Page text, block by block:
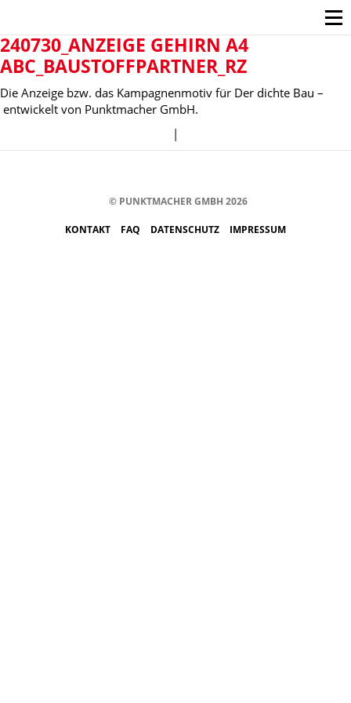
240730_ANZEIGE GEHIRN A4
ABC_BAUSTOFFPARTNER_RZ
Die Anzeige bzw. das Kampagnenmotiv für Der dichte Bau –
entwickelt von Punktmacher GmbH.
|
© PUNKTMACHER GMBH 2026
KONTAKT FAQ DATENSCHUTZ IMPRESSUM